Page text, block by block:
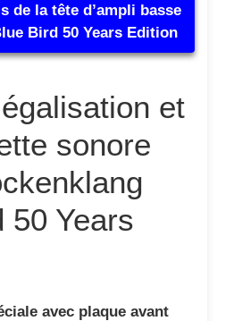
de la tête d’ampli basse
Bird 50 Years Edition
et
sonore
50 Years
avec plaque avant